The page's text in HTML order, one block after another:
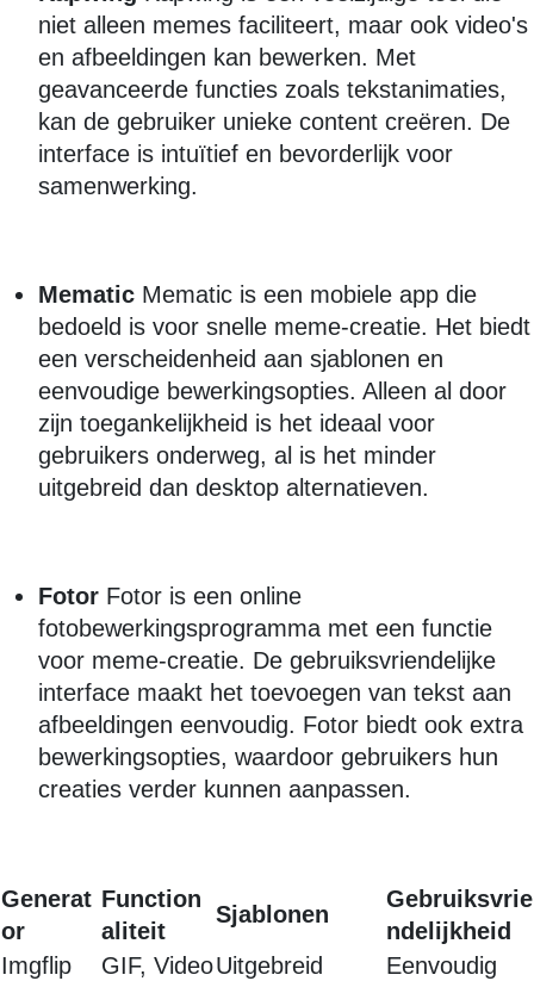
niet alleen memes faciliteert, maar ook video's
en afbeeldingen kan bewerken. Met
geavanceerde functies zoals tekstanimaties,
kan de gebruiker unieke content creëren. De
interface is intuïtief en bevorderlijk voor
samenwerking.
Mematic Mematic is een mobiele app die
bedoeld is voor snelle meme-creatie. Het biedt
een verscheidenheid aan sjablonen en
eenvoudige bewerkingsopties. Alleen al door
zijn toegankelijkheid is het ideaal voor
gebruikers onderweg, al is het minder
uitgebreid dan desktop alternatieven.
Fotor Fotor is een online
fotobewerkingsprogramma met een functie
voor meme-creatie. De gebruiksvriendelijke
interface maakt het toevoegen van tekst aan
afbeeldingen eenvoudig. Fotor biedt ook extra
bewerkingsopties, waardoor gebruikers hun
creaties verder kunnen aanpassen.
Generat
or
Function
aliteit
Sjablonen
Gebruiksvrie
ndelijkheid
Imgflip
GIF, VideoUitgebreid
Eenvoudig